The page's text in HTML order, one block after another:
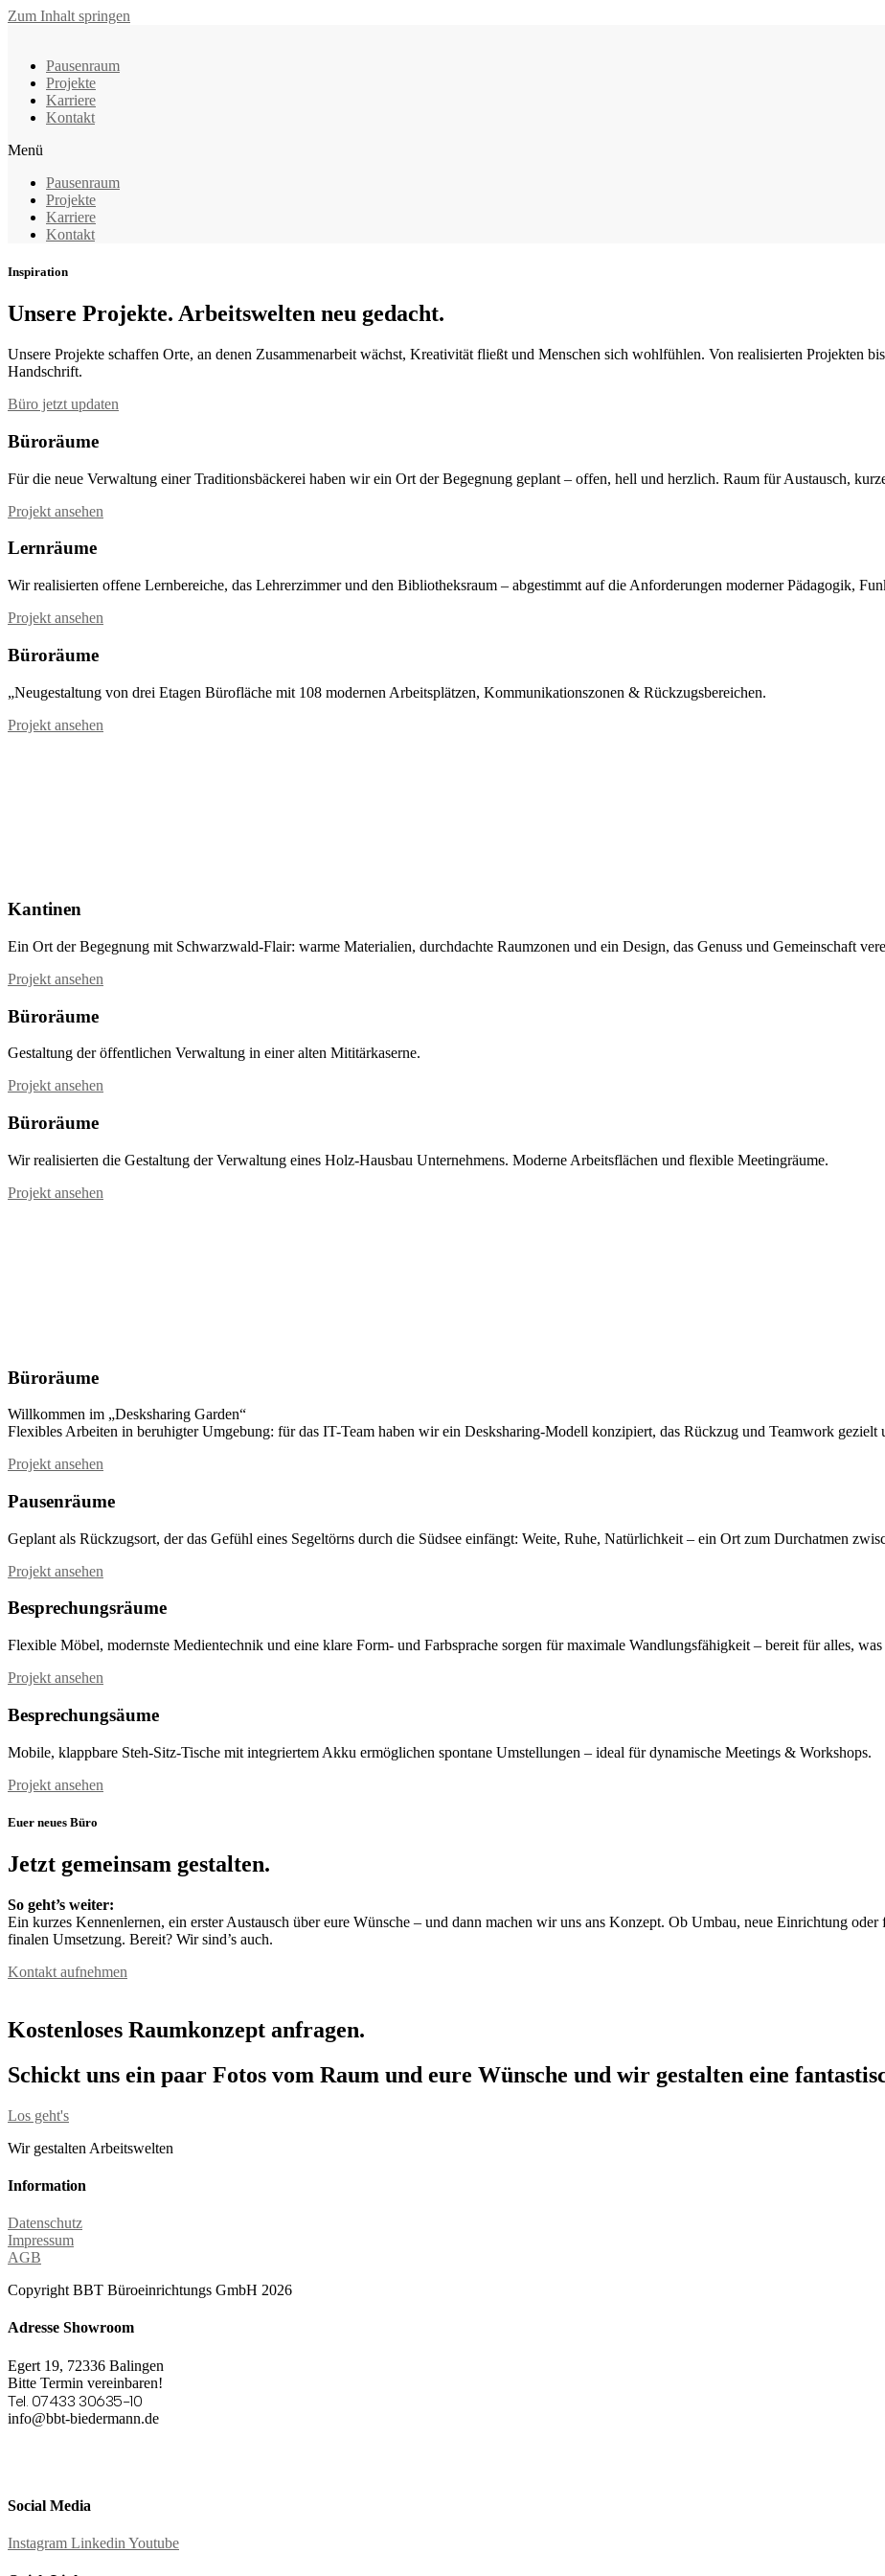
Zum Inhalt springen
Pausenraum
Projekte
Karriere
Kontakt
Menü
Pausenraum
Projekte
Karriere
Kontakt
Inspiration
Unsere Projekte. Arbeitswelten neu gedacht.
Unsere Projekte schaffen Orte, an denen Zusammenarbeit wächst, Kreativität fließt und Menschen sich wohlfühlen. Von realisierten Projekten
Handschrift.
Büro jetzt updaten
Büroräume
Für die neue Verwaltung einer Traditionsbäckerei haben wir ein Ort der Begegnung geplant – offen, hell und herzlich. Raum für Austausch,
Projekt ansehen
Lernräume
Wir realisierten offene Lernbereiche, das Lehrerzimmer und den Bibliotheksraum – abgestimmt auf die Anforderungen moderner Pädagogik,
Projekt ansehen
Büroräume
„Neugestaltung von drei Etagen Bürofläche mit 108 modernen Arbeitsplätzen, Kommunikationszonen & Rückzugsbereichen.
Projekt ansehen
Kantinen
Ein Ort der Begegnung mit Schwarzwald-Flair: warme Materialien, durchdachte Raumzonen und ein Design, das Genuss und Gemeinschaft
Projekt ansehen
Büroräume
Gestaltung der öffentlichen Verwaltung in einer alten Mititärkaserne.
Projekt ansehen
Büroräume
Wir realisierten die Gestaltung der Verwaltung eines Holz-Hausbau Unternehmens. Moderne Arbeitsflächen und flexible Meetingräume.
Projekt ansehen
Büroräume
Willkommen im „Desksharing Garden“
Flexibles Arbeiten in beruhigter Umgebung: für das IT-Team haben wir ein Desksharing-Modell konzipiert, das Rückzug und Teamwork gezielt
Projekt ansehen
Pausenräume
Geplant als Rückzugsort, der das Gefühl eines Segeltörns durch die Südsee einfängt: Weite, Ruhe, Natürlichkeit – ein Ort zum Durchatmen
Projekt ansehen
Besprechungsräume
Flexible Möbel, modernste Medientechnik und eine klare Form- und Farbsprache sorgen für maximale Wandlungsfähigkeit – bereit für alles,
Projekt ansehen
Besprechungsäume
Mobile, klappbare Steh-Sitz-Tische mit integriertem Akku ermöglichen spontane Umstellungen – ideal für dynamische Meetings & Workshops.
Projekt ansehen
Euer neues Büro
Jetzt gemeinsam gestalten.
So geht’s weiter:
Ein kurzes Kennenlernen, ein erster Austausch über eure Wünsche – und dann machen wir uns ans Konzept. Ob Umbau, neue Einrichtung
finalen Umsetzung. Bereit? Wir sind’s auch.
Kontakt aufnehmen
Kostenloses Raumkonzept anfragen.
Schickt uns ein paar Fotos vom Raum und eure Wünsche und wir gestalten eine
Los geht's
Wir gestalten Arbeitswelten
Information
Datenschutz
Impressum
AGB
Copyright BBT Büroeinrichtungs GmbH 2026
Adresse Showroom
Egert 19, 72336 Balingen
Bitte Termin vereinbaren!
Tel. 07433 30635-10
info@bbt-biedermann.de
Social Media
Instagram Linkedin Youtube